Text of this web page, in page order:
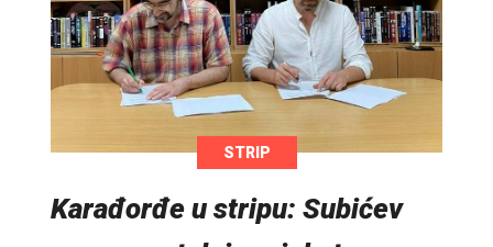
STRIP
Karađorđe u stripu: Subićev